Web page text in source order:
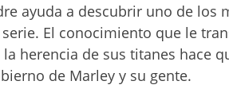
ayuda a descubrir uno de los
El conocimiento que le
herencia de sus titanes hace
de Marley y su gente.